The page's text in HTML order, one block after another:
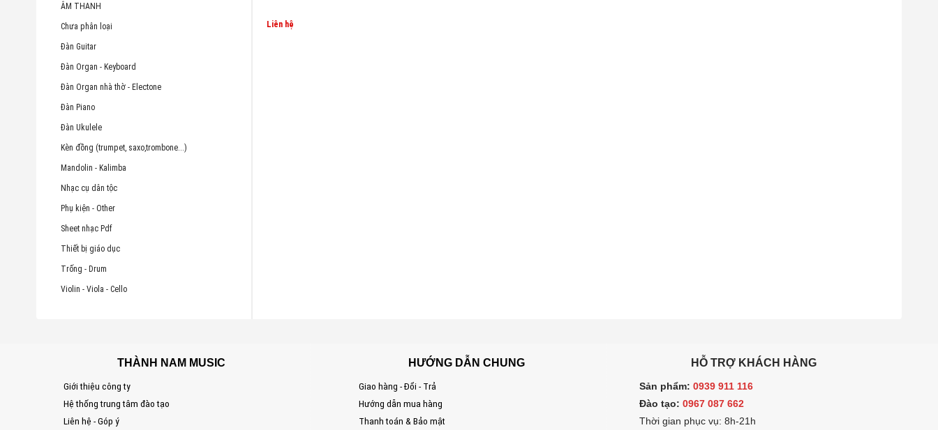
ÂM THANH
Chưa phân loại
Đàn Guitar
Đàn Organ - Keyboard
Đàn Organ nhà thờ - Electone
Đàn Piano
Đàn Ukulele
Kèn đồng (trumpet, saxo,trombone...)
Mandolin - Kalimba
Nhạc cụ dân tộc
Phụ kiện - Other
Sheet nhạc Pdf
Thiết bị giáo dục
Trống - Drum
Violin - Viola - Cello
Liên hệ
THÀNH NAM MUSIC
Giới thiệu công ty
Hệ thống trung tâm đào tạo
Liên hệ - Góp ý
HƯỚNG DẪN CHUNG
Giao hàng - Đổi - Trả
Hướng dẫn mua hàng
Thanh toán & Bảo mật
HỖ TRỢ KHÁCH HÀNG
Sản phẩm: 0939 911 116
Đào tạo: 0967 087 662
Thời gian phục vụ: 8h-21h